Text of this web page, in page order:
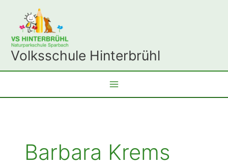
springen
Volksschule Hinterbrühl
Barbara Krems